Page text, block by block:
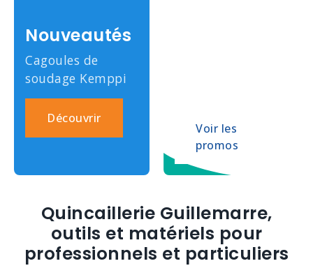
Nouveautés
Cagoules de
soudage Kemppi
Découvrir
Voir les
promos
Quincaillerie Guillemarre,
outils et matériels pour
professionnels et particuliers